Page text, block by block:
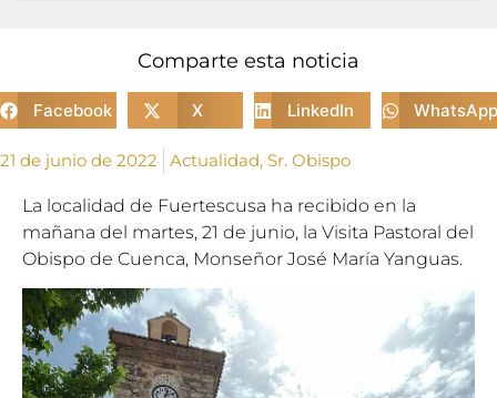
Comparte esta noticia
Facebook X LinkedIn WhatsApp
21 de junio de 2022 Actualidad, Sr. Obispo
La localidad de Fuertescusa ha recibido en la
mañana del martes, 21 de junio, la Visita Pastoral del
Obispo de Cuenca, Monseñor José María Yanguas.